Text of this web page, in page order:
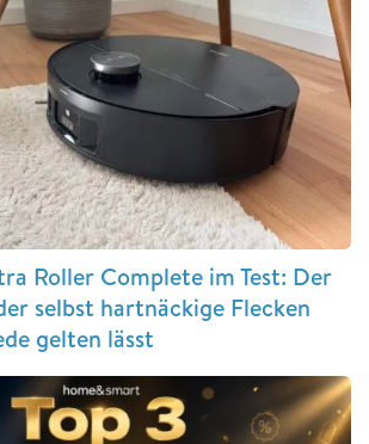
Roller Complete im Test: Der
selbst hartnäckige Flecken
gelten lässt